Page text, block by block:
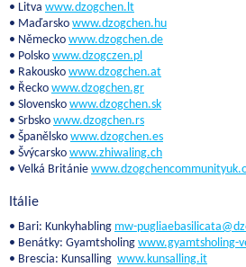
• Litva www.dzogchen.lt
• Maďarsko www.dzogchen.hu
• Německo www.dzogchen.de
• Polsko www.dzogczen.pl
• Rakousko www.dzogchen.at
• Řecko www.dzogchen.gr
• Slovensko www.dzogchen.sk
• Srbsko www.dzogchen.rs
• Španělsko www.dzogchen.es
• Švýcarsko www.zhiwaling.ch
• Velká Británie
Itálie
• Bari: Kunkyhabling mw-
• Benátky: Gyamtsholing www.gyamtsholing-
• Brescia: Kunsalling www.kunsalling.it